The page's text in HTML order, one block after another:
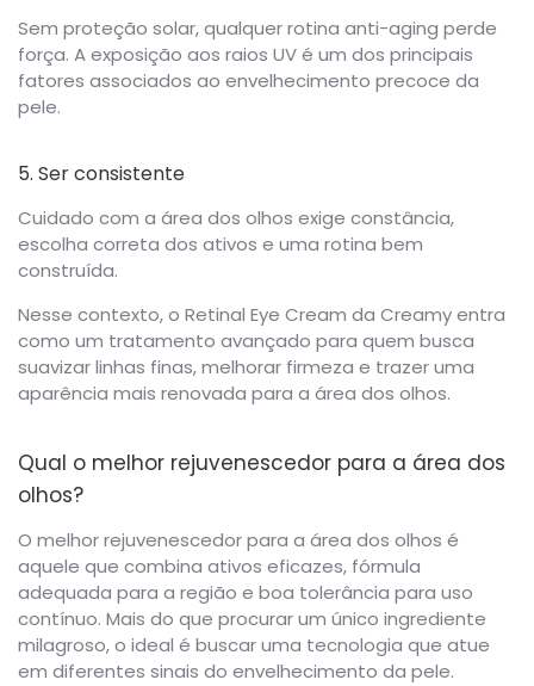
Sem proteção solar, qualquer rotina anti-aging perde
força. A exposição aos raios UV é um dos principais
fatores associados ao envelhecimento precoce da
pele.
5. Ser consistente
Cuidado com a área dos olhos exige constância,
escolha correta dos ativos e uma rotina bem
construída.
Nesse contexto, o Retinal Eye Cream da Creamy entra
como um tratamento avançado para quem busca
suavizar linhas finas, melhorar firmeza e trazer uma
aparência mais renovada para a área dos olhos.
Qual o melhor rejuvenescedor para a área dos
olhos?
O melhor rejuvenescedor para a área dos olhos é
aquele que combina ativos eficazes, fórmula
adequada para a região e boa tolerância para uso
contínuo. Mais do que procurar um único ingrediente
milagroso, o ideal é buscar uma tecnologia que atue
em diferentes sinais do envelhecimento da pele.